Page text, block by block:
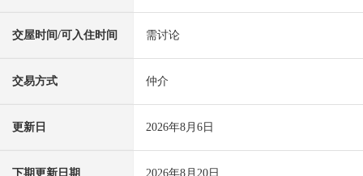
交屋时间/可入住时间 需讨论
交易方式 仲介
更新日 2026年8月6日
下期更新日期 2026年8月20日